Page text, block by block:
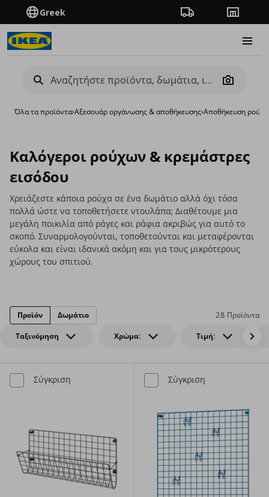
Greek Πορεία παραγγελίας
Camera
Όλα τα προϊόντα›Aξεσουάρ οργάνωσης & αποθήκευσης›Αποθήκευση
Καλόγεροι ρούχων & κρεμάστρες
εισόδου
Χρειάζεστε κάποια ρούχα σε ένα δωμάτιο αλλά όχι τόσα
πολλά ώστε να τοποθετήσετε ντουλάπα; Διαθέτουμε μια
μεγάλη ποικιλία από ράγες και ράφια ακριβώς για αυτό το
σκοπό. Συναρμολογούνται, τοποθετούνται και μεταφέρονται
εύκολα και είναι ιδανικά ακόμη και για τους μικρότερους
χώρους του σπιτιού.
Ταξινόμηση Χρώμα: Τιμή:
28 Προϊόντα
Προϊόν Δωμάτιο
Σύγκριση Σύγκριση